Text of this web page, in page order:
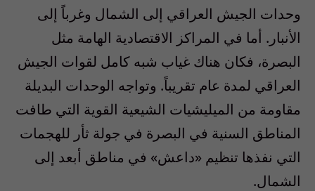
وحدات الجيش العراقي إلى الشمال وغرباً إلى
الأنبار. أما في المراكز الاقتصادية الهامة مثل
البصرة، فكان هناك غياب شبه كامل لقوات الجيش
العراقي لمدة عام تقريباً. وتواجه الوحدات البديلة
مقاومة من الميليشيات الشيعية القوية التي طافت
المناطق السنية في البصرة في جولة ثأر للهجمات
التي نفذها تنظيم «داعش» في مناطق أبعد إلى
الشمال.